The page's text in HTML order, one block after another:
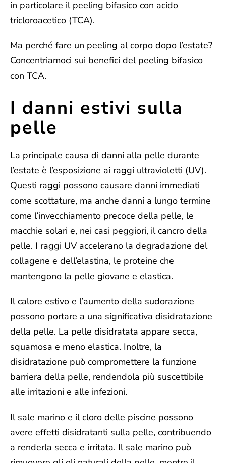
in particolare il peeling bifasico con acido
tricloroacetico (TCA).
Ma perché fare un peeling al corpo dopo l’estate?
Concentriamoci sui benefici del peeling bifasico
con TCA.
I danni estivi sulla
pelle
La principale causa di danni alla pelle durante
l’estate è l’esposizione ai raggi ultravioletti (UV).
Questi raggi possono causare danni immediati
come scottature, ma anche danni a lungo termine
come l’invecchiamento precoce della pelle, le
macchie solari e, nei casi peggiori, il cancro della
pelle. I raggi UV accelerano la degradazione del
collagene e dell’elastina, le proteine che
mantengono la pelle giovane e elastica.
Ilcalore estivo e l’aumento della sudorazione
possono portare a una significativa disidratazione
della pelle. La pelle disidratata appare secca,
squamosa e meno elastica. Inoltre, la
disidratazione può compromettere la funzione
barriera della pelle, rendendola più suscettibile
alle irritazioni e alle infezioni.
Il sale marino e il cloro delle piscine possono
avere effetti disidratanti sulla pelle, contribuendo
a renderla secca e irritata. Il sale marino può